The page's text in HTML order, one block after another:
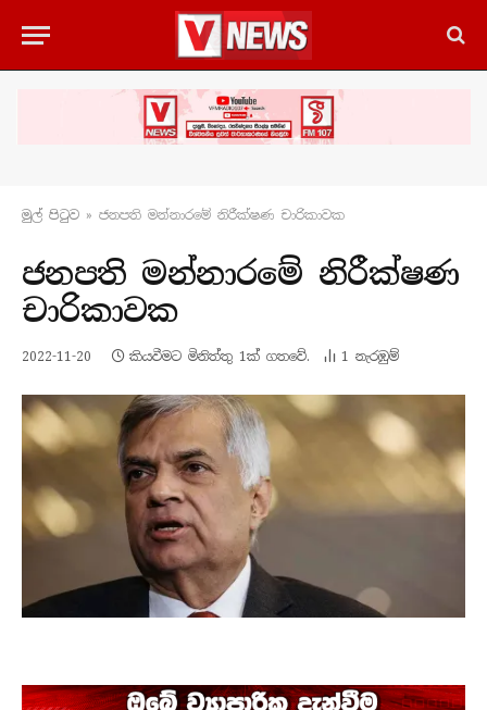
මුල් පිටු​ව » ජනපති මන්නාරමේ නිරීක්ෂණ චාරිකාවක
ජනපති මන්නාරමේ නිරීක්ෂණ
චාරිකාවක
2022-11-20 කියවීමට මිනිත්තු 1ක් ගතවේ. 1 නැරඹු​ම්